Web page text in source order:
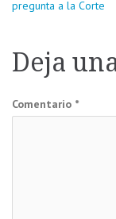
de
pregunta a la Corte
Deja
Comentario *